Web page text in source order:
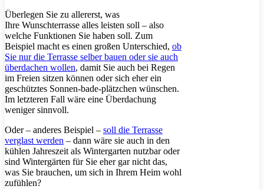
Überlegen Sie zu allererst, was
Ihre Wunschterrasse alles leisten soll – also
welche Funktionen Sie haben soll. Zum
Beispiel macht es einen großen Unterschied, ob
Sie nur die Terrasse selber bauen oder sie auch
überdachen wollen, damit Sie auch bei Regen
im Freien sitzen können oder sich eher ein
geschütztes Sonnen-bade-plätzchen wünschen.
Im letzteren Fall wäre eine Überdachung
weniger sinnvoll.
Oder – anderes Beispiel – soll die Terrasse
verglast werden – dann wäre sie auch in den
kühlen Jahreszeit als Wintergarten nutzbar oder
sind Wintergärten für Sie eher gar nicht das,
was Sie brauchen, um sich in Ihrem Heim wohl
zufühlen?